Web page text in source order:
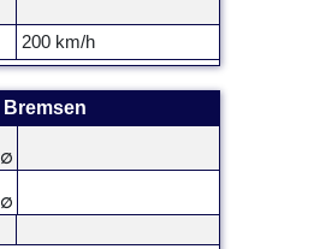
200 km/h
Bremsen
∅
∅